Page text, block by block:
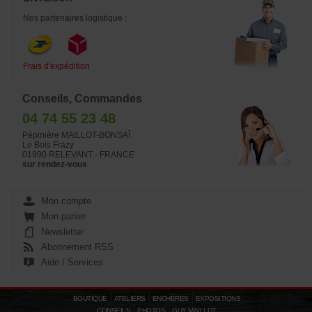
Nos partenaires logistique :
Frais d'expédition
Conseils, Commandes
04 74 55 23 48
Pépinière MAILLOT-BONSAÏ
Le Bois Frazy
01990 RELEVANT - FRANCE
sur rendez-vous
Mon compte
Mon panier
Newsletter
Abonnement RSS
Aide / Services
BOUTIQUE ATELIERS ENCHÈRES
EXPOSITIONS
CONSEILS
PHOTOS GUY MAILLOT